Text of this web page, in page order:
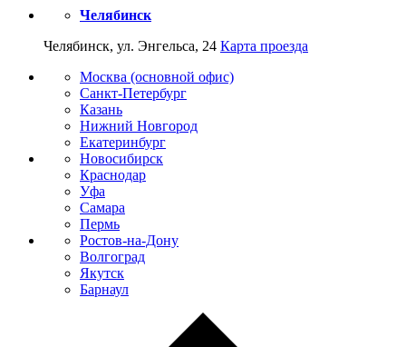
Челябинск
Челябинск, ул. Энгельса, 24 Карта проезда
Москва (основной офис)
Санкт-Петербург
Казань
Нижний Новгород
Екатеринбург
Новосибирск
Краснодар
Уфа
Самара
Пермь
Ростов-на-Дону
Волгоград
Якутск
Барнаул